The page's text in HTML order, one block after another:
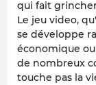
qui fait
Le jeu video,
se développe
économique
de nombreux
touche pas la